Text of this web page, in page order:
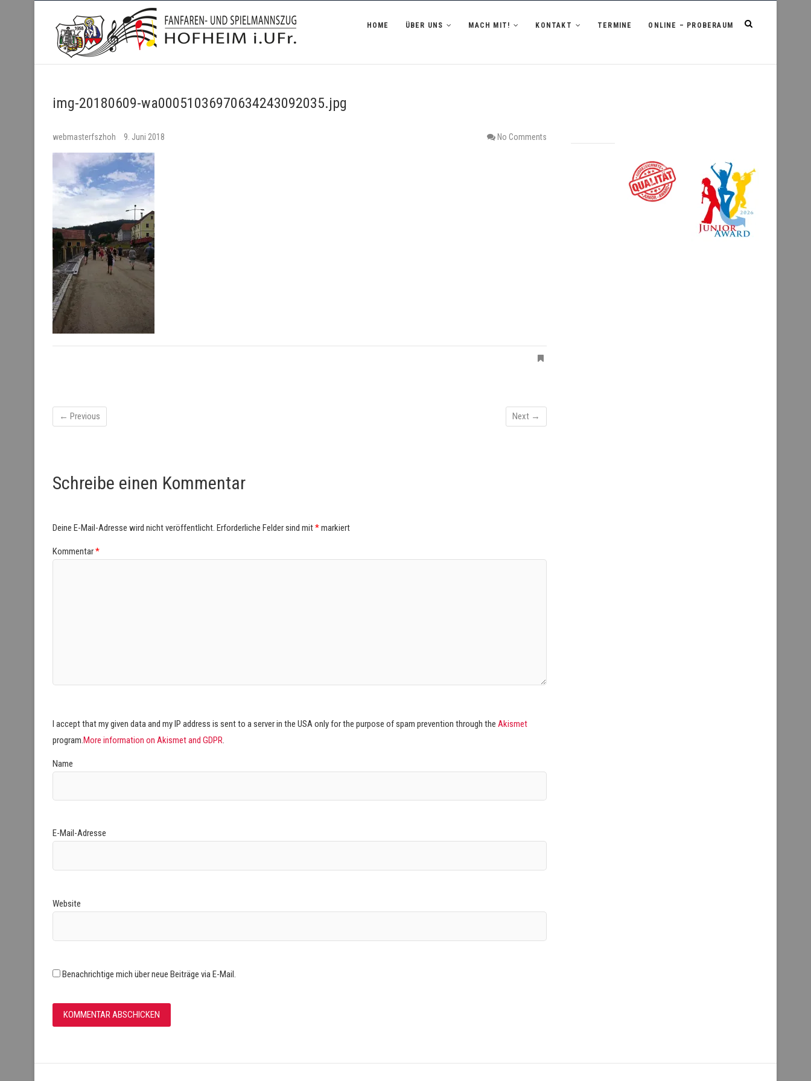
Fanfaren- und Spielmannszug Hofheim i.UFr.
HOME ÜBER UNS MACH MIT! KONTAKT TERMINE ONLINE – PROBERAUM
img-20180609-wa00051036970634243092035.jpg
webmasterfszhoh 9. Juni 2018 No Comments
← Previous Next →
Schreibe einen Kommentar
Deine E-Mail-Adresse wird nicht veröffentlicht. Erforderliche Felder sind mit*markiert
Kommentar*
I accept that my given data and my IP address is sent to a server in the USA only for the purpose of spam prevention through the Akismet
program.More information on Akismet and GDPR.
Name
E-Mail-Adresse
Website
Benachrichtige mich über neue Beiträge via E-Mail.